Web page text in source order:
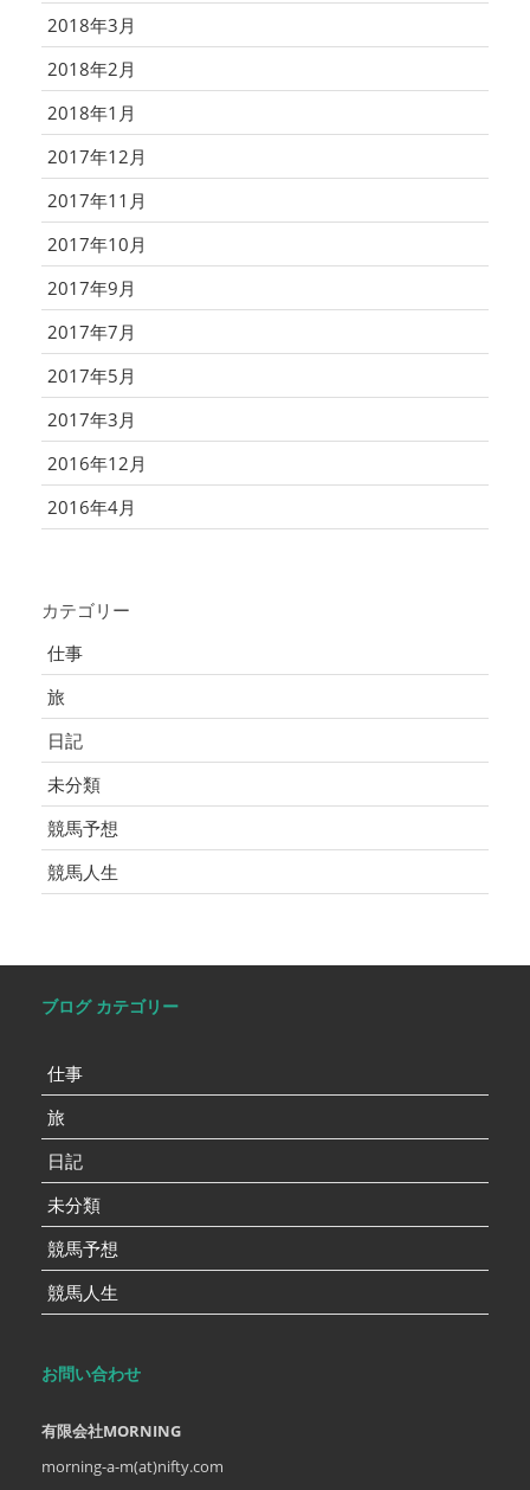
2018年3月
2018年2月
2018年1月
2017年12月
2017年11月
2017年10月
2017年9月
2017年7月
2017年5月
2017年3月
2016年12月
2016年4月
カテゴリー
仕事
旅
日記
未分類
競馬予想
競馬人生
ブログ カテゴリー
仕事
旅
日記
未分類
競馬予想
競馬人生
お問い合わせ
有限会社MORNING
morning-a-m(at)nifty.com